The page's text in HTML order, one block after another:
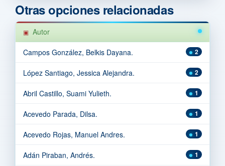
Otras opciones relacionadas
Autor
2
Campos González, Belkis Dayana.
2
López Santiago, Jessica Alejandra.
1
Abril Castillo, Suami Yulieth.
1
Acevedo Parada, Dilsa.
1
Acevedo Rojas, Manuel Andres.
1
Adán Piraban, Andrés.